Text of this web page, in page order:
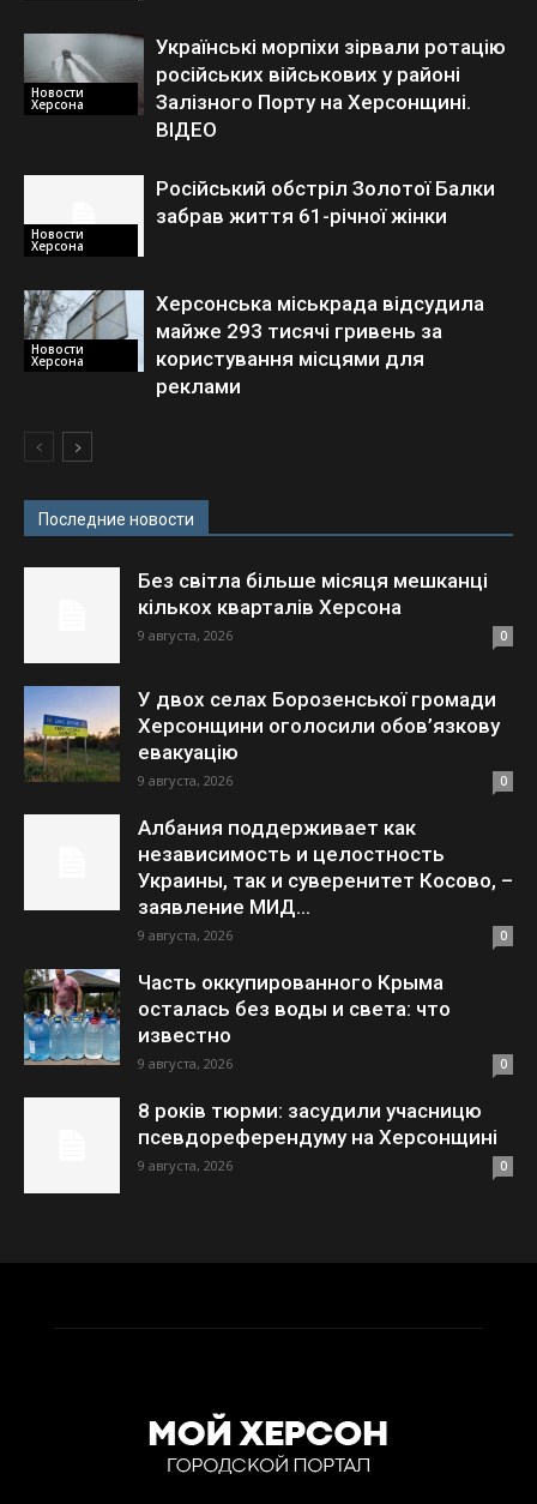
Новости
Херсона
Українські морпіхи зірвали ротацію
російських військових у районі
Залізного Порту на Херсонщині.
ВІДЕО
Новости
Херсона
Російський обстріл Золотої Балки
забрав життя 61-річної жінки
Новости
Херсона
Херсонська міськрада відсудила
майже 293 тисячі гривень за
користування місцями для
реклами
Последние новости
Без світла більше місяця мешканці
кількох кварталів Херсона
9 августа, 2026 0
У двох селах Борозенської громади
Херсонщини оголосили обов’язкову
евакуацію
9 августа, 2026 0
Албания поддерживает как
независимость и целостность
Украины, так и суверенитет Косово, –
заявление МИД...
9 августа, 2026 0
Часть оккупированного Крыма
осталась без воды и света: что
известно
9 августа, 2026 0
8 років тюрми: засудили учасницю
псевдореферендуму на Херсонщині
9 августа, 2026 0